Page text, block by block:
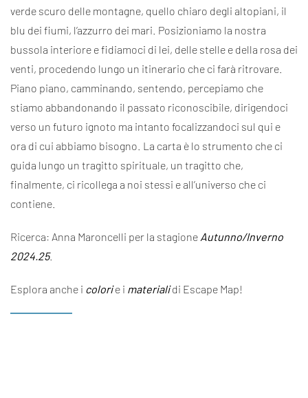
verde scuro delle montagne, quello chiaro degli altopiani, il
blu dei fiumi, l’azzurro dei mari. Posizioniamo la nostra
bussola interiore e fidiamoci di lei, delle stelle e della rosa dei
venti, procedendo lungo un itinerario che ci farà ritrovare.
Piano piano, camminando, sentendo, percepiamo che
stiamo abbandonando il passato riconoscibile, dirigendoci
verso un futuro ignoto ma intanto focalizzandoci sul qui e
ora di cui abbiamo bisogno. La carta è lo strumento che ci
guida lungo un tragitto spirituale, un tragitto che,
finalmente, ci ricollega a noi stessi e all’universo che ci
contiene.
Ricerca: Anna Maroncelli per la stagione Autunno/Inverno
2024.25.
Esplora anche i colorie i materialidi Escape Map!